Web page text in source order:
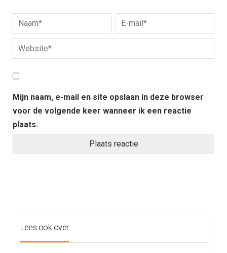
Mijn naam, e-mail en site opslaan in deze browser
voor de volgende keer wanneer ik een reactie
plaats.
Lees ook over